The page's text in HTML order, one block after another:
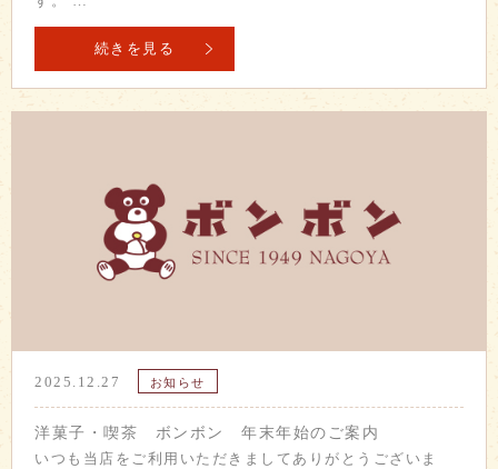
続きを見る
2025.12.27 お知らせ
洋菓子・喫茶 ボンボン 年末年始のご案内
いつも当店をご利用いただきましてありがとうございま